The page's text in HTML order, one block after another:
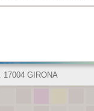
17004 GIRONA